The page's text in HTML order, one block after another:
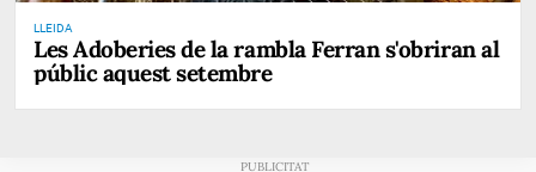
LLEIDA
Les Adoberies de la rambla Ferran s'obriran al
públic aquest setembre